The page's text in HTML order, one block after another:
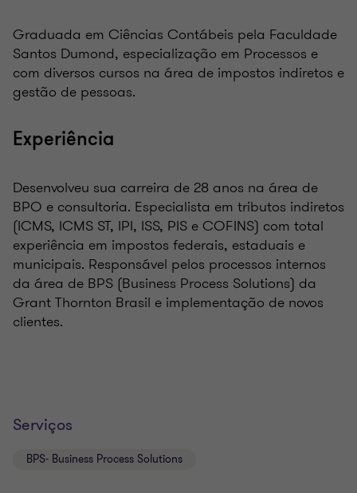
Graduada em Ciências Contábeis pela Faculdade
Santos Dumond, especialização em Processos e
com diversos cursos na área de impostos indiretos e
gestão de pessoas.
Experiência
Desenvolveu sua carreira de 28 anos na área de
BPO e consultoria. Especialista em tributos indiretos
(ICMS, ICMS ST, IPI, ISS, PIS e COFINS) com total
experiência em impostos federais, estaduais e
municipais. Responsável pelos processos internos
da área de BPS (Business Process Solutions) da
Grant Thornton Brasil e implementação de novos
clientes.
Serviços
BPS- Business Process Solutions